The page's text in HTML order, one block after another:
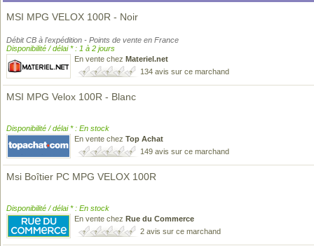
MSI MPG VELOX 100R - Noir
Débit CB à l'expédition - Points de vente en France
Disponibilité / délai * : 1 à 2 jours
En vente chez Materiel.net
134 avis sur ce marchand
MSI MPG Velox 100R - Blanc
Disponibilité / délai * : En stock
En vente chez Top Achat
149 avis sur ce marchand
Msi Boîtier PC MPG VELOX 100R
Disponibilité / délai * : En stock
En vente chez Rue du Commerce
2 avis sur ce marchand